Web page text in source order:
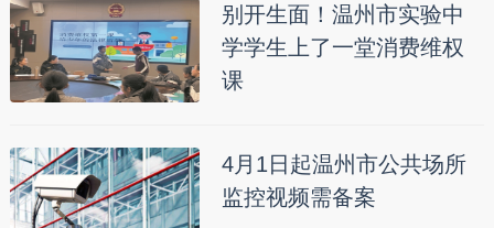
别开生面！温州市实验中
学学生上了一堂消费维权
课
4月1日起温州市公共场所
监控视频需备案